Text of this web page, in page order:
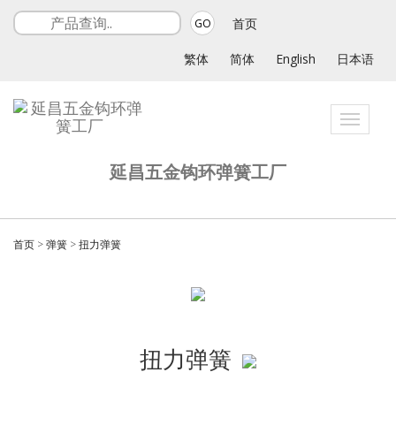
GO 首页
繁体 简体 English 日本语
Toggle
延昌五金钩环弹簧工厂
首页 >弹簧 >扭力弹簧
扭力弹簧